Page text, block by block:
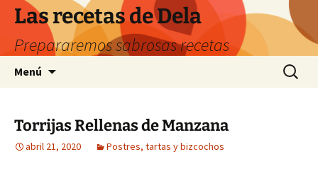
Saltar
contenido
Las recetas de Dela
Prepararemos sabrosas recetas
Menú Buscar:
Torrijas Rellenas de Manzana
abril 21, 2020 Postres, tartas y bizcochos